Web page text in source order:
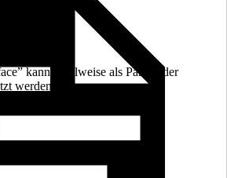
kann wahlweise als Panel oder
werden.